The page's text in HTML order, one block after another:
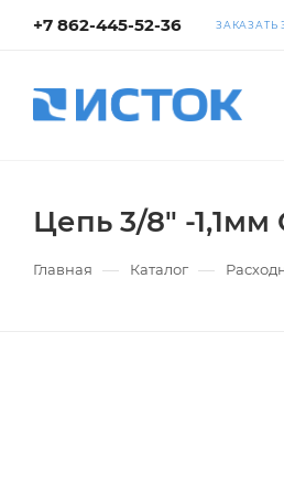
+7 862-445-52-36 ЗАКАЗАТЬ
Цепь 3/8" -1,1мм
Главная — Каталог —